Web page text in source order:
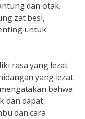
dan otak.
zat besi,
untuk
rasa yang lezat
yang lezat.
bahwa
dan dapat
dan cara